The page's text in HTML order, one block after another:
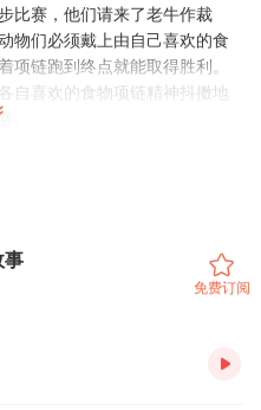
比赛，他们请来了老牛作裁
物们必须戴上由自己喜欢的食
项链跑到终点就能取得胜利。
自喜欢的食物项链精神抖擞地
。
链被小狗的口水弄得湿漉漉的
好办法，他急忙叫住公鸡，提
住了，就停下来吃起了肉骨头
“我不能象他们那样馋嘴，我一
个冲到了终点；随后小猴、小
他是冠军，可是其他动物都不
事
免费订阅